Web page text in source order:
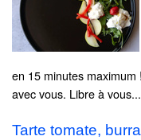
en 15 minutes
avec vous. Libre à vous...
Tarte tomate,